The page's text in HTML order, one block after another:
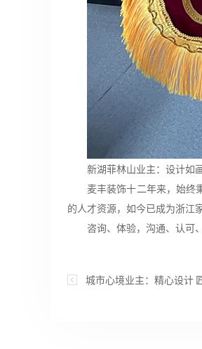
新湖菲林山业主：设计如
麦丰装饰十二年来，始
的人才资源，如今已成为浙江
咨询、体验，沟通、认可
城市心境业主：精心设计